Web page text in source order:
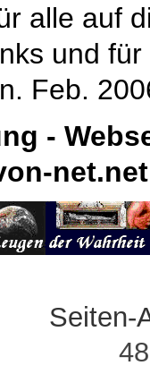
alle auf
und
Feb.
-
net.net
Seiten-